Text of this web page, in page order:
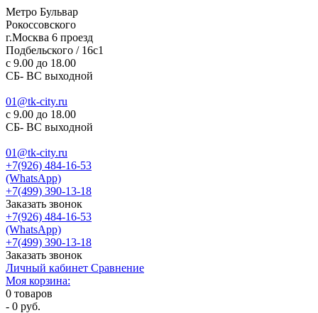
Метро Бульвар
Рокоссовского
г.Москва 6 проезд
Подбельского / 16с1
c 9.00 до 18.00
СБ- ВС выходной
01@tk-city.ru
c 9.00 до 18.00
СБ- ВС выходной
01@tk-city.ru
+7(926) 484-16-53
(WhatsApp)
+7(499) 390-13-18
Заказать звонок
+7(926) 484-16-53
(WhatsApp)
+7(499) 390-13-18
Заказать звонок
Личный кабинет Сравнение
Моя корзина:
0 товаров
- 0 руб.